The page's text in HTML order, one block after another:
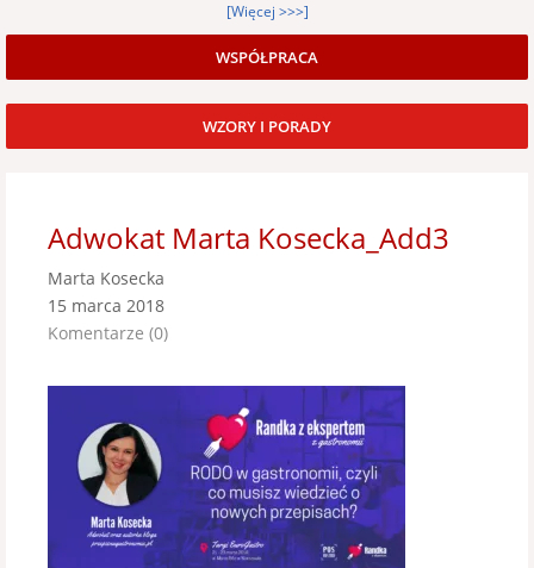
[Więcej >>>]
WSPÓŁPRACA
WZORY I PORADY
Adwokat Marta Kosecka_Add3
Marta Kosecka
15 marca 2018
Komentarze (0)